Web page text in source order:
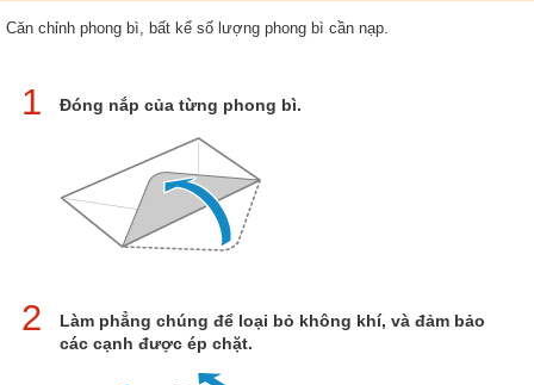
Căn chỉnh phong bì, bất kể số lượng phong bì cần nạp.
1 Đóng nắp của từng phong bì.
2
Làm phẳng chúng để loại bỏ không khí, và đảm bảo
các cạnh được ép chặt.